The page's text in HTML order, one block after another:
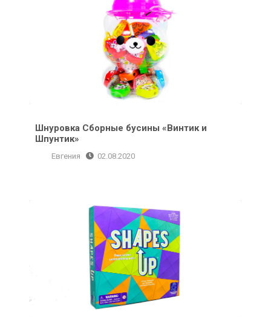
Шнуровка Сборные бусины «Винтик и
Шпунтик»
Евгения 02.08.2020